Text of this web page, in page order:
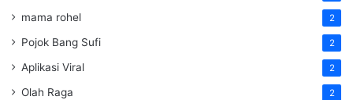
mama rohel 2
Pojok Bang Sufi 2
Aplikasi Viral 2
Olah Raga 2